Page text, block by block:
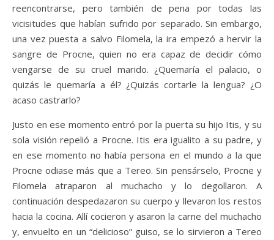
reencontrarse, pero también de pena por todas las
vicisitudes que habían sufrido por separado. Sin embargo,
una vez puesta a salvo Filomela, la ira empezó a hervir la
sangre de Procne, quien no era capaz de decidir cómo
vengarse de su cruel marido. ¿Quemaría el palacio, o
quizás le quemaría a él? ¿Quizás cortarle la lengua? ¿O
acaso castrarlo?
Justo en ese momento entró por la puerta su hijo Itis, y su
sola visión repelió a Procne. Itis era igualito a su padre, y
en ese momento no había persona en el mundo a la que
Procne odiase más que a Tereo. Sin pensárselo, Procne y
Filomela atraparon al muchacho y lo degollaron. A
continuación despedazaron su cuerpo y llevaron los restos
hacia la cocina. Allí cocieron y asaron la carne del muchacho
y, envuelto en un “delicioso” guiso, se lo sirvieron a Tereo